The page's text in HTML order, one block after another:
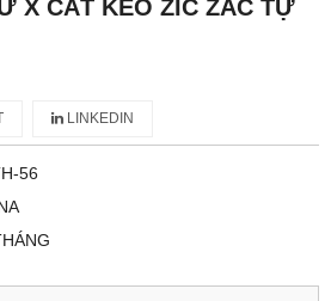
X CẮT KÉO ZIC ZAC TỰ
LINKEDIN
56